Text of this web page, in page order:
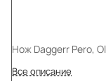
Нож Daggerr Pero,
Все описание